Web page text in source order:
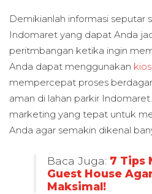
Demikianlah informasi seputar
Indomaret yang dapat Anda
peritmbangan ketika ingin
Anda dapat menggunakan
mempercepat proses
aman di lahan parkir
marketing yang tepat untuk
Anda agar semakin dikenal
Baca Juga: 7 Tips
Guest House
Maksimal!